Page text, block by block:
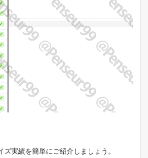
ズ実績を簡単にご紹介しましょう。